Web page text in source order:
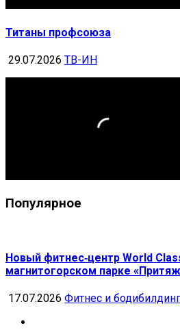
Титаны профсоюза
29.07.2026 ТВ-ИН
Популярное
Новый фитнес‑центр World
магнитогорском парке
17.07.2026 Фитнес и бодибилдинг